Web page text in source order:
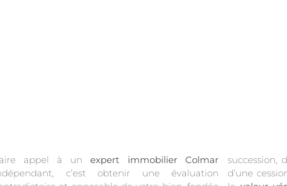
appel à un expert immobilier Colmar
c’est obtenir une évaluation
succession,
d’une